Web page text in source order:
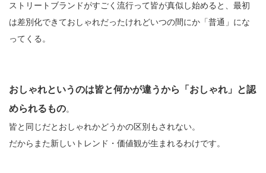
ストリートブランドがすごく流行って皆が真似し始めると、最初
は差別化できておしゃれだったけれどいつの間にか「普通」にな
ってくる。
おしゃれというのは皆と何かが違うから「おしゃれ」と認
められるもの。
皆と同じだとおしゃれかどうかの区別もされない。
だからまた新しいトレンド・価値観が生まれるわけです。